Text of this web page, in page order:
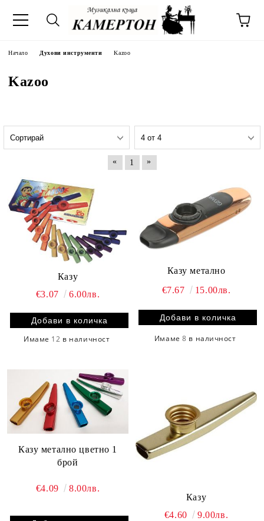
Начало Духови инструменти Kazoo
Kazoo
« 1 »
Казу
€3.07
6.00лв.
Имаме 12 в наличност
Казу метално
€7.67
15.00лв.
Имаме8 в наличност
Казу метално цветно 1
брой
€4.09 8.00лв.
Казу
€4.60
9.00лв.